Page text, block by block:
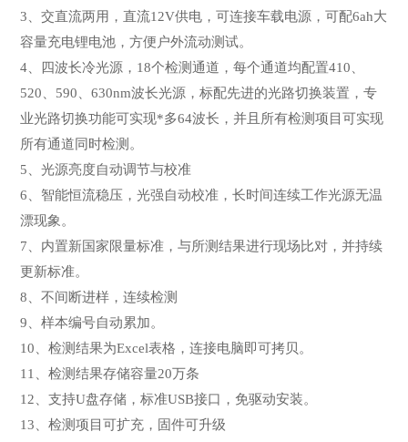
3、交直流两用，直流12V供电，可连接车载电源，可配6ah大
容量充电锂电池，方便户外流动测试。
4、四波长冷光源，18个检测通道，每个通道均配置410、
520、590、630nm波长光源，标配先进的光路切换装置，专
业光路切换功能可实现*多64波长，并且所有检测项目可实现
所有通道同时检测。
5、光源亮度自动调节与校准
6、智能恒流稳压，光强自动校准，长时间连续工作光源无温
漂现象。
7、内置新国家限量标准，与所测结果进行现场比对，并持续
更新标准。
8、不间断进样，连续检测
9、样本编号自动累加。
10、检测结果为Excel表格，连接电脑即可拷贝。
11、检测结果存储容量20万条
12、支持U盘存储，标准USB接口，免驱动安装。
13、检测项目可扩充，固件可升级